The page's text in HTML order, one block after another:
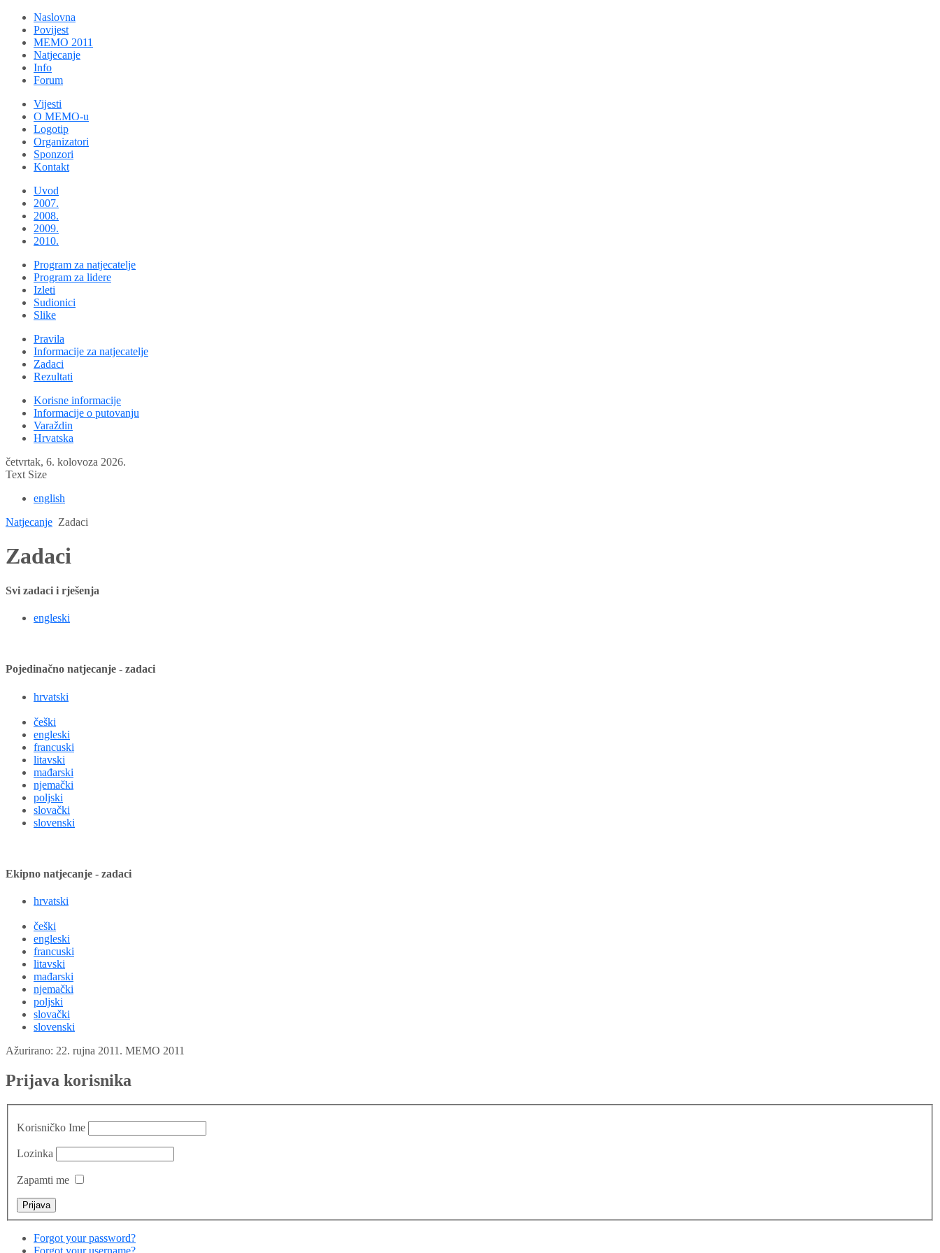
Naslovna
Povijest
MEMO 2011
Natjecanje
Info
Forum
Vijesti
O MEMO-u
Logotip
Organizatori
Sponzori
Kontakt
Uvod
2007.
2008.
2009.
2010.
Program za natjecatelje
Program za lidere
Izleti
Sudionici
Slike
Pravila
Informacije za natjecatelje
Zadaci
Rezultati
Korisne informacije
Informacije o putovanju
Varaždin
Hrvatska
četvrtak, 6. kolovoza 2026.
Text Size
english
Natjecanje Zadaci
Zadaci
Svi zadaci i rješenja
engleski
Pojedinačno natjecanje - zadaci
hrvatski
češki
engleski
francuski
litavski
mađarski
njemački
poljski
slovački
slovenski
Ekipno natjecanje - zadaci
hrvatski
češki
engleski
francuski
litavski
mađarski
njemački
poljski
slovački
slovenski
Ažurirano: 22. rujna 2011. MEMO 2011
Prijava korisnika
Korisničko Ime
Lozinka
Zapamti me
Forgot your password?
Forgot your username?